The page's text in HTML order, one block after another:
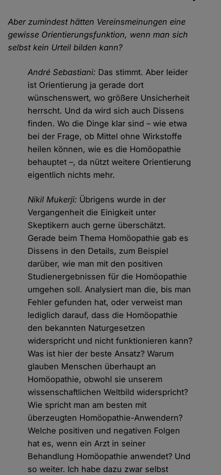
Aber zumindest hätten Vereinsmeinungen eine
gewisse Orientierungsfunktion, wenn man sich
selbst kein Urteil bilden kann?
André Sebastiani: Das stimmt. Aber leider
ist Orientierung ja gerade dort
wünschenswert, wo größere Unsicherheit
herrscht. Und da wird sich auch Dissens
finden. Wo die Dinge klar sind – wie etwa
bei der Frage, ob Mittel ohne Wirkstoffe
heilen können, wie es die Homöopathie
behauptet –, da nützt weitere Orientierung
eigentlich nichts mehr.
Nikil Mukerji: Übrigens wurde in der
Vergangenheit die Einigkeit unter
Skeptikern auch gerne überschätzt.
Gerade beim Thema Homöopathie gab es
Dissens in den Details, zum Beispiel
darüber, wie man mit den positiven
Studienergebnissen für die Homöopathie
umgehen soll. Analysiert man die, bis man
Fehler gefunden hat, oder verweist man
lediglich darauf, dass die Homöopathie
den bekannten Naturgesetzen
widerspricht und nicht funktionieren kann?
Was ist hier der beste Ansatz? Warum
glauben Menschen überhaupt an
Homöopathie, obwohl sie unserem
wissenschaftlichen Weltbild widerspricht?
Wie spricht man am besten mit
überzeugten Homöopathie-Anwendern?
Welche positiven und negativen Folgen
hat es, wenn ein Arzt in seiner
Behandlung Homöopathie anwendet? Und
so weiter. Ich habe dazu zwar selbst